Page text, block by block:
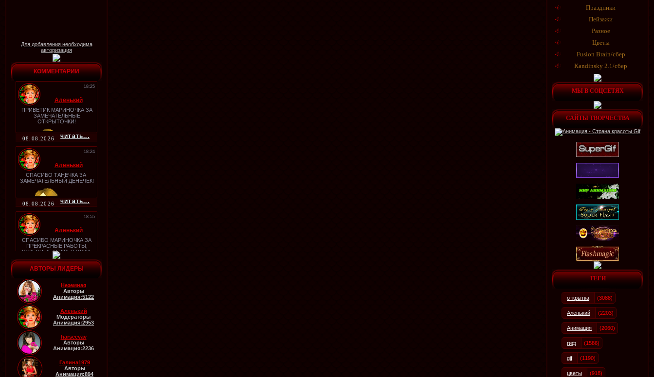
Для добавления необходима
авторизация
КОММЕНТАРИИ
18:25
Аленький
ПРИВЕТИК МАРИНОЧКА ЗА
ЗАМЕЧАТЕЛЬНЫЕ
ОТКРЫТОЧКИ!
08.08.2026 читать...
18:24
Аленький
СПАСИБО ТАНЕЧКА ЗА
ЗАМЕЧАТЕЛЬНЫЙ ДЕНЁЧЕК!
08.08.2026 читать...
18:55
Аленький
СПАСИБО МАРИНОЧКА ЗА
ПРЕКРАСНЫЕ РАБОТЫ,
ЧУДЕСНЫЕ ОТКРЫТОЧКИ
06.08.2026 читать...
Аленький
СПАСИБО СВЕТОЧКА ЗА
НЕЗАБЫВАЕМЫЕ
ВЫХОДНЫЕ ОНИ ТАКИМИ У
МЕНЯ И БУДУТ УЖЕ
06.08.2026
18:52
Аленький
СПАСИБО ЗА ХОРОШИЙ
АВТОРЫ ЛИДЕРЫ
Неземная
Авторы
Анимация:5122
Аленький
Модераторы
Анимация:2953
harseevav
Авторы
Анимация:2236
Галина1979
Авторы
Анимация:894
Праздники
Пейзажи
Разное
Цветы
Fusion Brain/сбер
Kandinsky 2.1/сбер
МЫ В СОЦСЕТЯХ
САЙТЫ ТВОРЧЕСТВА
ТЕГИ
открытка (3088)
Аленький (2203)
Анимация (2060)
гиф (1586)
gif (1190)
цветы (918)